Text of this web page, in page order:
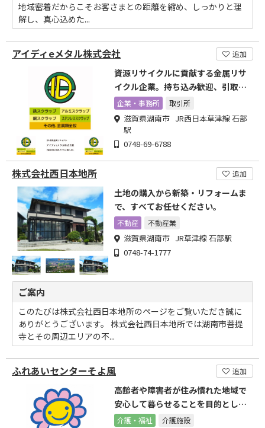
地域密着だからこそお客さまとの距離を縮め、しっかりと理
解し、真心込めた...
アイディeメタル株式会社 追加
資源リサイクルに貢献する金属リサ
イクル企業。持ち込み歓迎、引取回
収応じます。
企業・事務所 取引所
滋賀県湖南市 JR西日本草津線 石部
駅
0748-69-6788
株式会社西日本地所 追加
土地の購入から新築・リフォームま
で、すべてお任せください。
不動産 不動産業
滋賀県湖南市 JR草津線 石部駅
0748-74-1777
ご案内
このたびは株式会社西日本地所のページをご覧いただき誠に
ありがとうございます。 株式会社西日本地所では湖南市菩提
寺とその周辺エリアの不...
ふれあいセンターそよ風 追加
高齢者や障害者が住み慣れた地域で
安心して暮らせることを目的として
設立されたＮＰＯ法人です。
介護・福祉 介護施設